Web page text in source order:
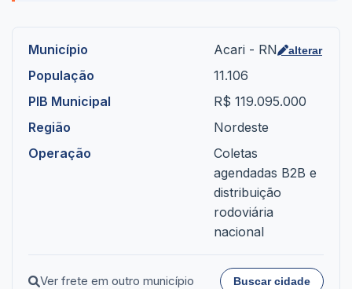
Município Acari - RN alterar
População
11.106
PIB Municipal
R$ 119.095.000
Região
Nordeste
Operação
Coletas
agendadas B2B e
distribuição
rodoviária
nacional
Ver frete em outro município Buscar cidade